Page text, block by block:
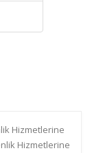
Hizmetlerine
Hizmetlerine